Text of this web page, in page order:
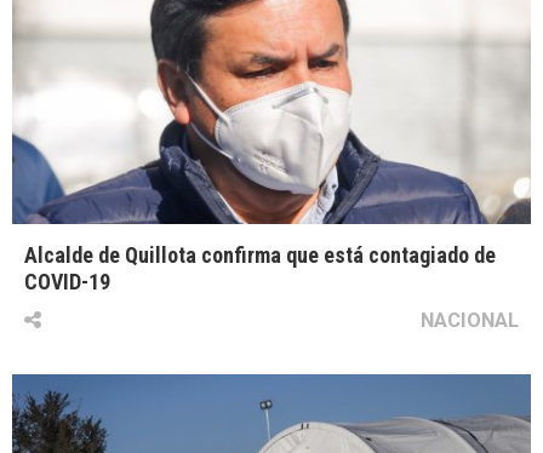
Alcalde de Quillota confirma que está contagiado de
COVID-19
NACIONAL